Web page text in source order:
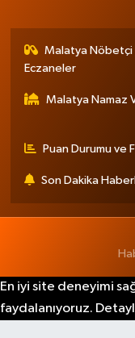
Malatya Nöbetçi
Eczaneler
Malatya Namaz
Puan Durumu ve
Son Dakika
En iyi site deneyimi
faydalanıyoruz.